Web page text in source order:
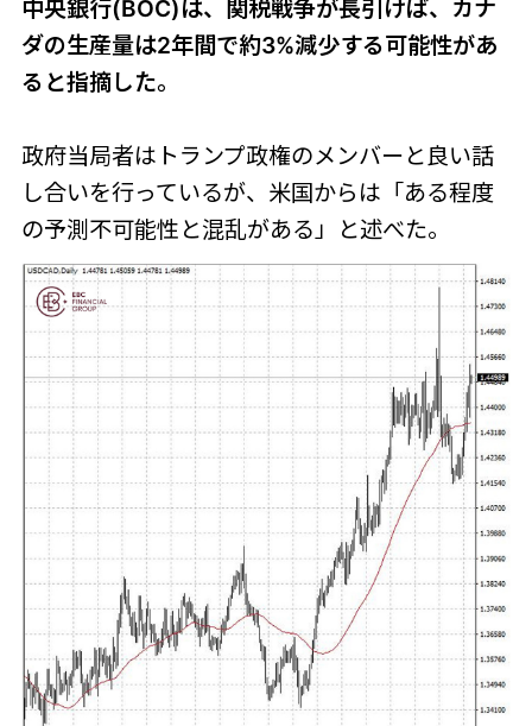
中央銀行(BOC)は、関税戦争が長引けば、カナ
ダの生産量は2年間で約3%減少する可能性があ
ると指摘した。
政府当局者はトランプ政権のメンバーと良い話
し合いを行っているが、米国からは「ある程度
の予測不可能性と混乱がある」と述べた。